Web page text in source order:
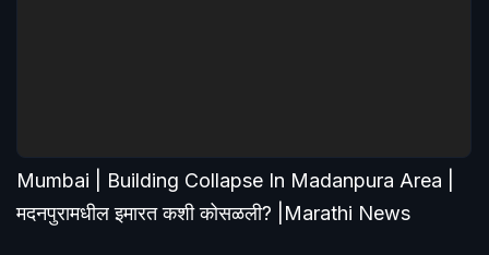
Mumbai | Building Collapse In Madanpura Area |
मदनपुरामधील इमारत कशी कोसळली? |Marathi News